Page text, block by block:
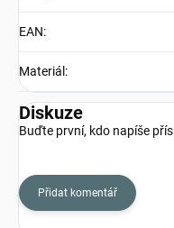
EAN:
Materiál :
Diskuze
Buďte první, kdo napíše
Přidat komentář